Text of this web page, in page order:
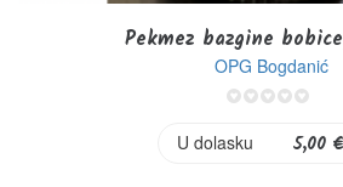
Pekmez bazgine
OPG Bogdanić
U dolasku
5,00 €